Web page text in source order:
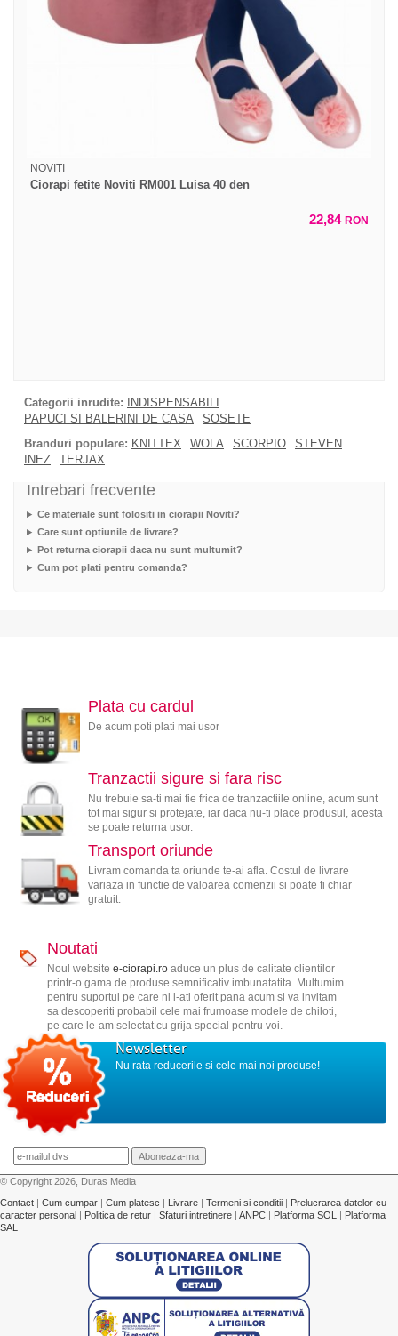
NOVITI
Ciorapi fetite Noviti RM001 Luisa 40 den
22,84 RON
Categorii inrudite:
INDISPENSABILI
PAPUCI SI BALERINI DE CASA
SOSETE
Branduri populare: KNITTEX WOLA SCORPIO
STEVEN
INEZ
TERJAX
Intrebari frecvente
Ce materiale sunt folositi in ciorapii Noviti?
Care sunt optiunile de livrare?
Pot returna ciorapii daca nu sunt multumit?
Cum pot plati pentru comanda?
Plata cu cardul
De acum poti plati mai usor
Tranzactii sigure si fara risc
Nu trebuie sa-ti mai fie frica de tranzactiile online, acum sunt
tot mai sigur si protejate, iar daca nu-ti place produsul, acesta
se poate returna usor.
Transport oriunde
Livram comanda ta oriunde te-ai afla. Costul de livrare
variaza in functie de valoarea comenzii si poate fi chiar
gratuit.
Noutati
Noul website e-ciorapi.roaduce un plus de calitate clientilor
printr-o gama de produse semnificativ imbunatatita. Multumim
pentru suportul pe care ni l-ati oferit pana acum si va invitam
sa descoperiti probabil cele mai frumoase modele de chiloti,
pe care le-am selectat cu grija special pentru voi.
Newsletter
Nu rata reducerile si cele mai noi produse!
© Copyright 2026, Duras Media
Contact | Cum cumpar | Cum platesc | Livrare | Termeni si conditii | Prelucrarea datelor cu
caracter personal | Politica de retur | Sfaturi intretinere | ANPC | Platforma SOL | Platforma
SAL